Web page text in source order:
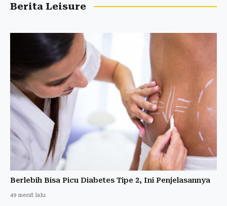
Berita Leisure
Berlebih Bisa Picu Diabetes Tipe 2, Ini Penjelasannya
49 menit lalu